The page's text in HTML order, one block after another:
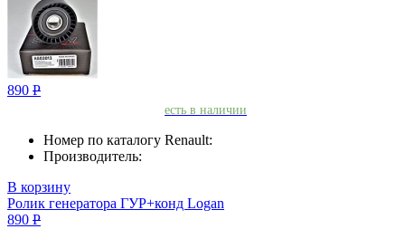
890 Р
есть в наличии
Номер по каталогу Renault:
Производитель:
В корзину
Ролик генератора ГУР+конд Logan
890 Р